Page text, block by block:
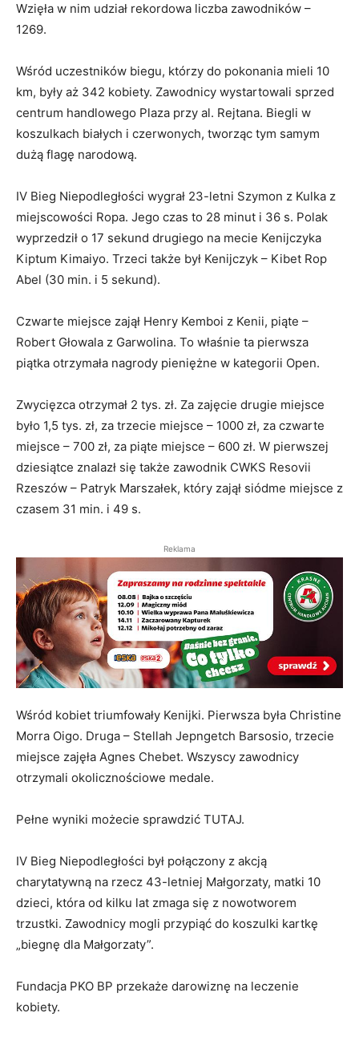
Wzięła w nim udział rekordowa liczba zawodników –
1269.
Wśród uczestników biegu, którzy do pokonania mieli 10
km, były aż 342 kobiety. Zawodnicy wystartowali sprzed
centrum handlowego Plaza przy al. Rejtana. Biegli w
koszulkach białych i czerwonych, tworząc tym samym
dużą flagę narodową.
IV Bieg Niepodległości wygrał 23-letni Szymon z Kulka z
miejscowości Ropa. Jego czas to 28 minut i 36 s. Polak
wyprzedził o 17 sekund drugiego na mecie Kenijczyka
Kiptum Kimaiyo. Trzeci także był Kenijczyk – Kibet Rop
Abel (30 min. i 5 sekund).
Czwarte miejsce zajął Henry Kemboi z Kenii, piąte –
Robert Głowala z Garwolina. To właśnie ta pierwsza
piątka otrzymała nagrody pieniężne w kategorii Open.
Zwycięzca otrzymał 2 tys. zł. Za zajęcie drugie miejsce
było 1,5 tys. zł, za trzecie miejsce – 1000 zł, za czwarte
miejsce – 700 zł, za piąte miejsce – 600 zł. W pierwszej
dziesiątce znalazł się także zawodnik CWKS Resovii
Rzeszów – Patryk Marszałek, który zajął siódme miejsce z
czasem 31 min. i 49 s.
Reklama
Wśród kobiet triumfowały Kenijki. Pierwsza była Christine
Morra Oigo. Druga – Stellah Jepngetch Barsosio, trzecie
miejsce zajęła Agnes Chebet. Wszyscy zawodnicy
otrzymali okolicznościowe medale.
Pełne wyniki możecie sprawdzić TUTAJ.
IV Bieg Niepodległości był połączony z akcją
charytatywną na rzecz 43-letniej Małgorzaty, matki 10
dzieci, która od kilku lat zmaga się z nowotworem
trzustki. Zawodnicy mogli przypiąć do koszulki kartkę
„biegnę dla Małgorzaty”.
Fundacja PKO BP przekaże darowiznę na leczenie
kobiety.